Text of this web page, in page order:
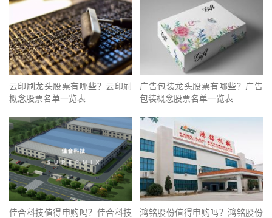
云印刷龙头股票有哪些？云印刷
概念股票名单一览表
广告包装龙头股票有哪些？广告
包装概念股票名单一览表
佳合科技值得申购吗？佳合科技
鸿铭股份值得申购吗？鸿铭股份